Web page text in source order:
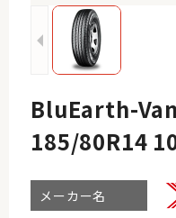
BluEarth-
185/80R14
メーカー名